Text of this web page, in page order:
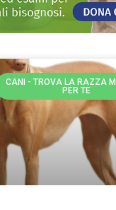
CANI - TROVA LA RAZZA
PER TE